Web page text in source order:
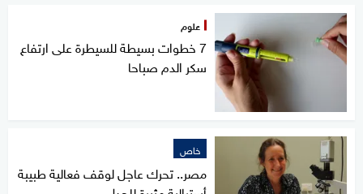
علوم
7 خطوات بسيطة للسيطرة على ارتفاع
سكر الدم صباحا
خاص
مصر.. تحرك عاجل لوقف فعالية طبيبة